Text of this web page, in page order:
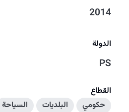
2014
الدولة
PS
القطاع
حكومي
البلديات السياحة